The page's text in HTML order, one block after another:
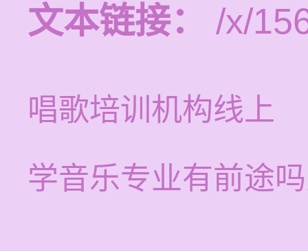
文本链接：
/x/
唱歌培训机构线上
学音乐专业有前途